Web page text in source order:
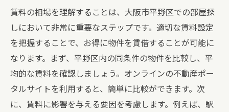
賃料の相場を理解することは、大阪市平野区での部屋探
しにおいて非常に重要なステップです。適切な賃料設定
を把握することで、お得に物件を賃借することが可能に
なります。まず、平野区内の同条件の物件を比較し、平
均的な賃料を確認しましょう。オンラインの不動産ポー
タルサイトを利用すると、簡単に比較ができます。次
に、賃料に影響を与える要因を考慮します。例えば、駅